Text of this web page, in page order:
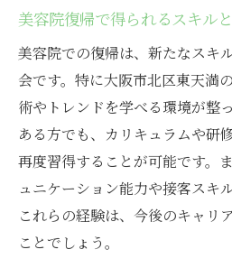
美容院復帰で得られるスキル
美容院での復帰は、新たなスキ
会です。特に大阪市北区東天満
術やトレンドを学べる環境が整
ある方でも、カリキュラムや研
再度習得することが可能です。
ュニケーション能力や接客スキ
これらの経験は、今後のキャリ
ことでしょう。